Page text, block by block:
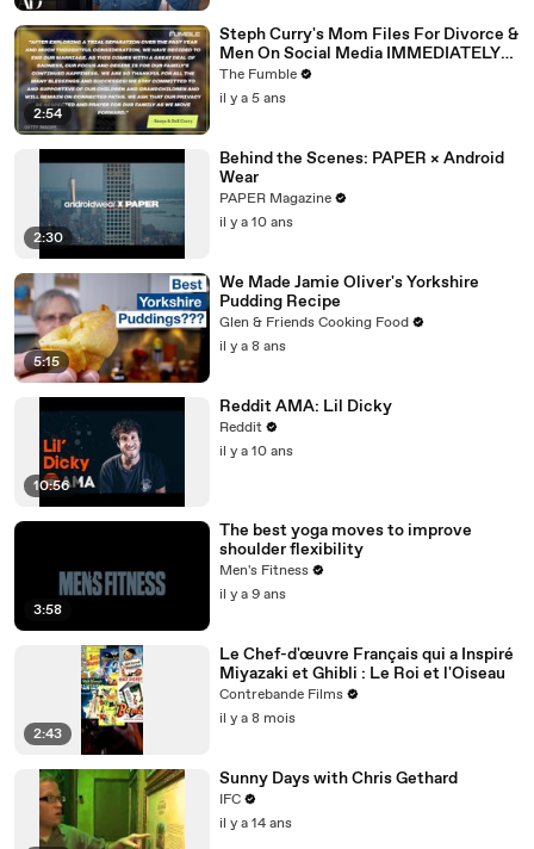
2:54
Steph Curry's Mom Files For Divorce &
Men On Social Media IMMEDIATELY
Try To Shoot Their Shot
The Fumble
il y a 5 ans
2:30
Behind the Scenes: PAPER × Android
Wear
PAPER Magazine
il y a 10 ans
5:15
We Made Jamie Oliver's Yorkshire
Pudding Recipe
Glen & Friends Cooking Food
il y a 8 ans
10:56
Reddit AMA: Lil Dicky
Reddit
il y a 10 ans
3:58
The best yoga moves to improve
shoulder flexibility
Men's Fitness
il y a 9 ans
2:43
Le Chef-d'œuvre Français qui a Inspiré
Miyazaki et Ghibli : Le Roi et l'Oiseau
Contrebande Films
il y a 8 mois
Sunny Days with Chris Gethard
IFC
il y a 14 ans